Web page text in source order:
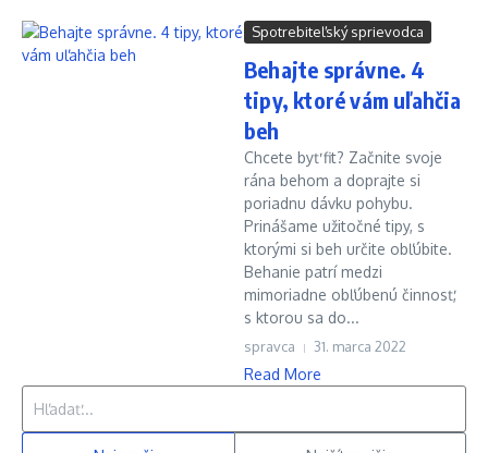
Spotrebiteľský sprievodca
Behajte správne. 4
tipy, ktoré vám uľahčia
beh
Chcete byť fit? Začnite svoje
rána behom a doprajte si
poriadnu dávku pohybu.
Prinášame užitočné tipy, s
ktorými si beh určite obľúbite.
Behanie patrí medzi
mimoriadne obľúbenú činnosť,
s ktorou sa do...
spravca 31. marca 2022
Read More